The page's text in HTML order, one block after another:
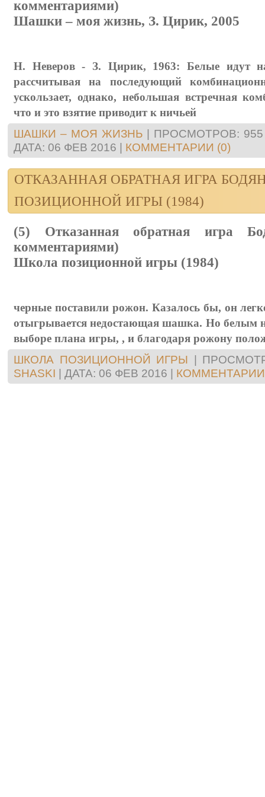
комментариями)
Шашки – моя жизнь, З. Цирик, 2005
Н. Неверов - З. Цирик, 1963: Белые идут
рассчитывая на последующий
ускользает, однако, небольшая встречная
что и это взятие приводит к ничьей
ШАШКИ – МОЯ ЖИЗНЬ | ПРОСМОТРОВ: 955
ДАТА: 06 ФЕВ 2016 | КОММЕНТАРИИ (0)
ОТКАЗАННАЯ ОБРАТНАЯ ИГРА
ПОЗИЦИОННОЙ ИГРЫ (1984)
(5) Отказанная обратная игра
комментариями)
Школа позиционной игры (1984)
черные поставили рожон. Казалось бы, он
отыгрывается недостающая шашка. Но белым
выборе плана игры, , и благодаря рожону
ШКОЛА ПОЗИЦИОННОЙ ИГРЫ |
SHASKI | ДАТА: 06 ФЕВ 2016 | КОММЕНТАРИИ